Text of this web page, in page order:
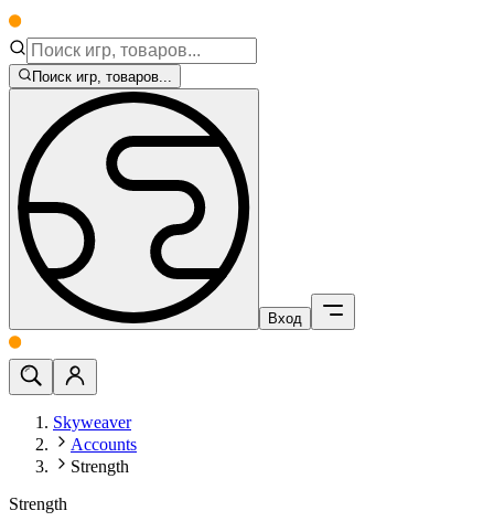
Поиск игр, товаров...
Вход
Skyweaver
Accounts
Strength
Strength